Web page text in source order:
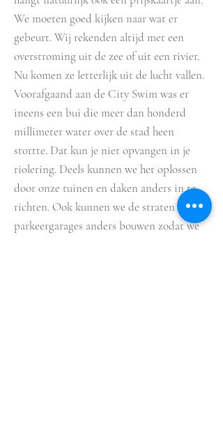
We moeten goed kijken naar wat er
gebeurt. Wij rekenden altijd met een
overstroming uit de zee of uit een rivier.
Nu komen ze letterlijk uit de lucht vallen.
Voorafgaand aan de City Swim was er
ineens een bui die meer dan honderd
millimeter water over de stad heen
stortte. Dat kun je niet opvangen in je
riolering. Deels kunnen we het oplossen
door onze tuinen en daken anders in te
richten. Ook kunnen we de straten en de
parkeergarages anders bouwen zodat we